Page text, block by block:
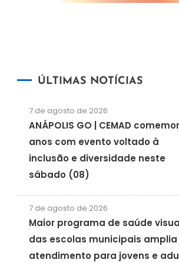
ÚLTIMAS NOTÍCIAS
7 de agosto de 2026
ANÁPOLIS GO | CEMAD
anos com evento voltado à
inclusão e diversidade neste
sábado (08)
7 de agosto de 2026
Maior programa de saúde
das escolas municipais amplia
atendimento para jovens e